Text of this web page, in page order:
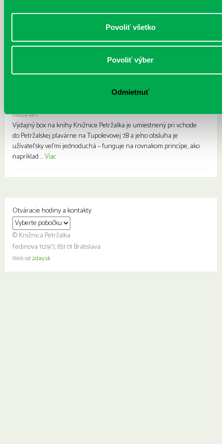
Povoliť všetko
Povoliť výber
Odmietnuť
Každý deň |Furdekova 1,Haanova 37,Lietavská 16,Prokofievova 5,
Vavilovova 24,Vavilovova 26
Prváčikovia základných škôl a prváci stredoškoláci majú počas
školského roka 2024/2025 majú možnosť mať v petržalskej knižnici
čitateľský preukaz ZDARMA. Čitateľský preukaz je vstupom - do
pobo...Viac
Každý deň
Výdajný box na knihy Knižnice Petržalka je umiestnený pri vchode
do Petržalskej plavárne na Tupolevovej 7B a jeho obsluha je
užívateľsky veľmi jednoduchá – funguje na rovnakom princípe, ako
napríklad ...Viac
Otváracie hodiny a kontakty:
© Knižnica Petržalka
Fedinova 1129/7, 851 01 Bratislava
Web od 2day.sk